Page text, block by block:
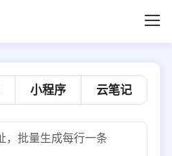
小程序 云笔记